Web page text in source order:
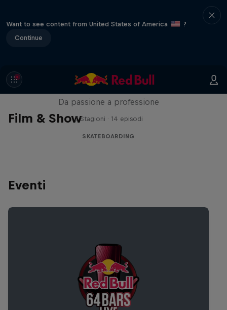
Want to see content from United States of America
?
Continue
Film & Show
Until 18 - Prima dei 18 anni
Da passione a professione
2 Stagioni · 14 episodi
SKATEBOARDING
Eventi